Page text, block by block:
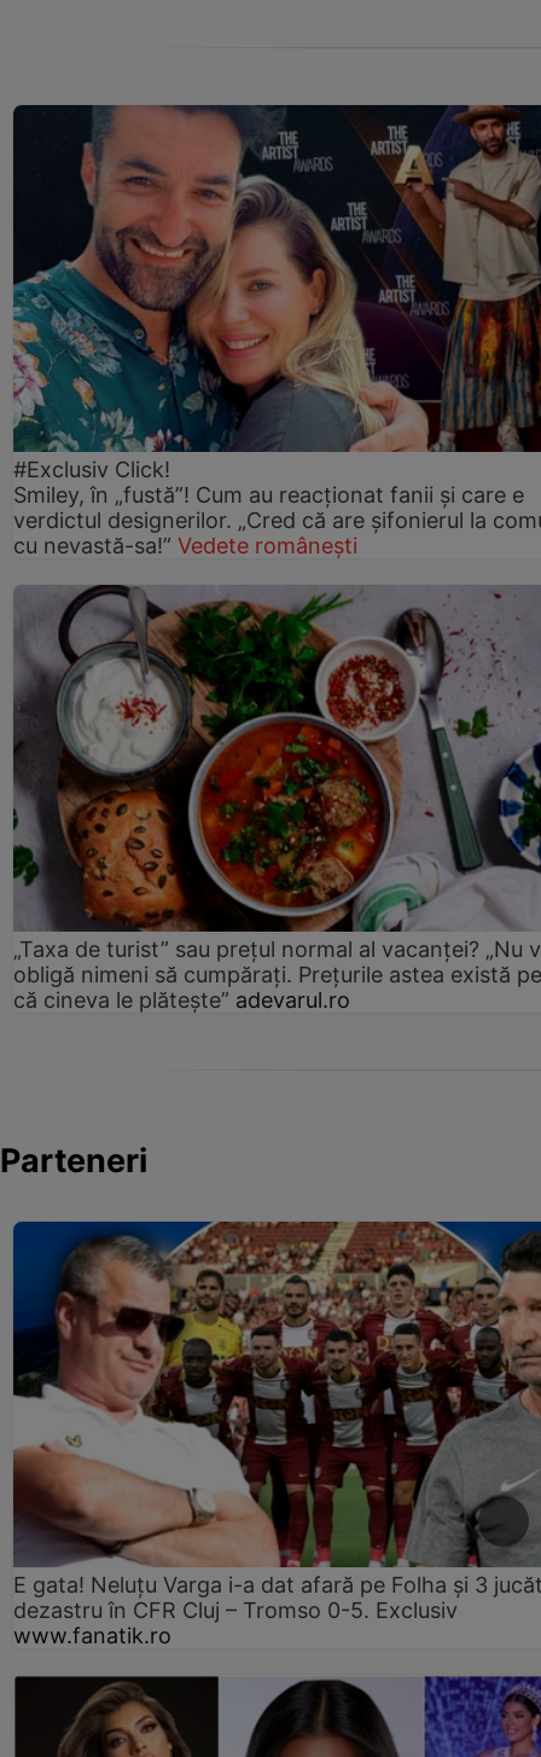
#Exclusiv Click!
Smiley, în „fustă”! Cum au reacționat fanii și care e
verdictul designerilor. „Cred că are șifonierul la
cu nevastă-sa!” Vedete românești
„Taxa de turist” sau prețul normal al vacanței? „Nu
obligă nimeni să cumpărați. Prețurile astea există
că cineva le plătește” adevarul.ro
Parteneri
E gata! Neluțu Varga i-a dat afară pe Folha și 3
dezastru în CFR Cluj – Tromso 0-5. Exclusiv
www.fanatik.ro